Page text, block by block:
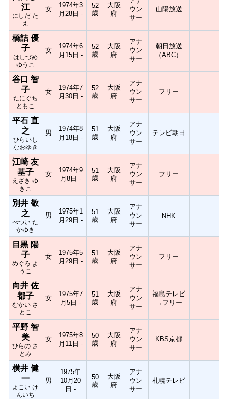
江
にしだ た
え
女
1974年3
月28日 -
52
歳
大阪
府
ウン
サー
山陽放送
橋詰 優
子
はしづめ
ゆうこ
女
1974年6
月15日 -
52
歳
大阪
府
アナ
ウン
サー
朝日放送
（ABC）
谷口 智
子
たにぐち
ともこ
女
1974年7
月30日 -
52
歳
大阪
府
アナ
ウン
サー
フリー
平石 直
之
ひらいし
なおゆき
男
1974年8
月18日 -
51
歳
大阪
府
アナ
ウン
サー
テレビ朝日
江崎 友
基子
えざき ゆ
きこ
女
1974年9
月8日 -
51
歳
大阪
府
アナ
ウン
サー
フリー
別井 敬
之
べつい た
かゆき
男
1975年1
月29日 -
51
歳
大阪
府
アナ
ウン
サー
NHK
目黒 陽
子
めぐろ よ
うこ
女
1975年5
月29日 -
51
歳
大阪
府
アナ
ウン
サー
フリー
向井 佐
都子
むかい さ
とこ
女
1975年7
月5日 -
51
歳
大阪
府
アナ
ウン
サー
福島テレビ
→フリー
平野 智
美
ひらの さ
とみ
女
1975年8
月11日 -
50
歳
大阪
府
アナ
ウン
サー
KBS京都
横井 健
一
よこい け
んいち
男
1975年
10月20
日 -
50
歳
大阪
府
アナ
ウン
サー
札幌テレビ